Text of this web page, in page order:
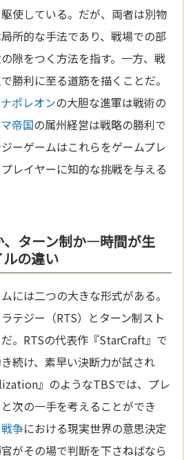
使している。だが、両者は別物
所的な手法であり、戦場での部
隙をつく方法を指す。一方、戦
勝利に至る道筋を描くことだ。
ナポレオンの大胆な進軍は戦術の
帝国の属州経営は戦略の勝利で
ーゲームはこれらをゲームプレ
レイヤーに知的な挑戦を与える
、ターン制か—時間が生
の違い
には二つの大きな形式がある。
テジー（RTS）とターン制スト
。RTSの代表作『StarCraft』で
続け、素早い決断力が試され
』のようなTBSでは、プレ
次の一手を考えることができ
戦争における現実世界の意思決定
がその場で判断を下さねばなら